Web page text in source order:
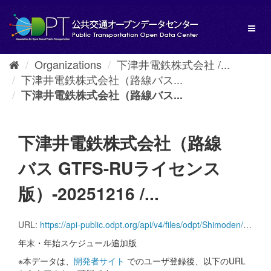
content
Organizations
下津井電鉄株式会社 /...
下津井電鉄株式会社（路線バス...
下津井電鉄株式会社（路線バス...
下津井電鉄株式会社（路線
バス GTFS-RUライセンス
版）-20251216 /...
URL: https://api-public.odpt.org/api/v4/files/odpt/Shimoden/Shimoden_GTFS_Static.zip?date=20251216
年末・年始スケジュール追加版
※本データは、 開発者サイト でのユーザ登録後、以下のURL